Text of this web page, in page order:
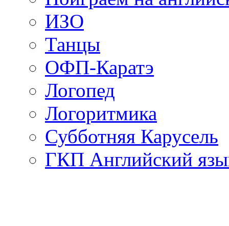
ИЗО
Танцы
ОФП-Каратэ
Логопед
Логоритмика
Субботняя Карусель
ГКП Английский